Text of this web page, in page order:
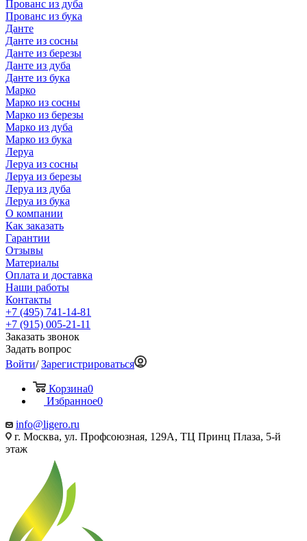
Прованс из дуба
Прованс из бука
Данте
Данте из сосны
Данте из березы
Данте из дуба
Данте из бука
Марко
Марко из сосны
Марко из березы
Марко из дуба
Марко из бука
Леруа
Леруа из сосны
Леруа из березы
Леруа из дуба
Леруа из бука
О компании
Как заказать
Гарантии
Отзывы
Материалы
Оплата и доставка
Наши работы
Контакты
+7 (495) 741-14-81
+7 (915) 005-21-11
Заказать звонок
Задать вопрос
Войти/Зарегистрироваться
Корзина0
Избранное0
info@ligero.ru
г. Москва, ул. Профсоюзная, 129А, ТЦ Принц Плаза, 5-й
этаж